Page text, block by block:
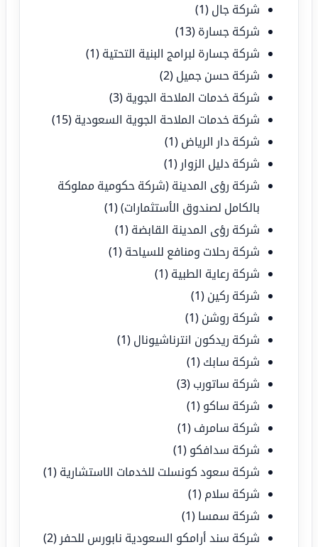
شركة جال (1)
شركة جسارة (13)
شركة جسارة لبرامج البنية التحتية (1)
شركة حسن جميل (2)
شركة خدمات الملاحة الجوية (3)
شركة خدمات الملاحة الجوية السعودية (15)
شركة دار الرياض (1)
شركة دليل الزوار (1)
شركة رؤى المدينة (شركة حكومية مملوكة
بالكامل لصندوق الأستثمارات)(1)
شركة رؤى المدينة القابضة (1)
شركة رحلات ومنافع للسياحة (1)
شركة رعاية الطبية (1)
شركة ركين (1)
شركة روشن (1)
شركة ريدكون انترناشيونال (1)
شركة سابك (1)
شركة ساتورب (3)
شركة ساكو (1)
شركة سامرف (1)
شركة سدافكو (1)
شركة سعود كونسلت للخدمات الاستشارية (1)
شركة سلام (1)
شركة سمسا (1)
شركة سند أرامكو السعودية نابورس للحفر (2)